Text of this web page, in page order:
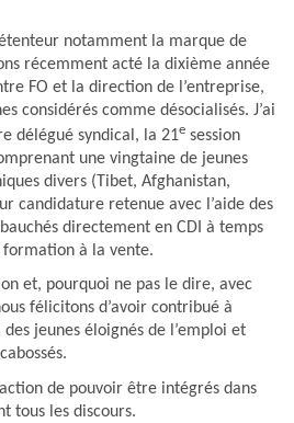
notamment la marque de
récemment acté la dixième année
FO et la direction de l’entreprise,
considérés comme désocialisés. J’ai
délégué syndical, la 21e session
une vingtaine de jeunes
divers (Tibet, Afghanistan,
candidature retenue avec l’aide des
directement en CDI à temps
à la vente.
et, pourquoi ne pas le dire, avec
félicitons d’avoir contribué à
jeunes éloignés de l’emploi et
de pouvoir être intégrés dans
tous les discours.